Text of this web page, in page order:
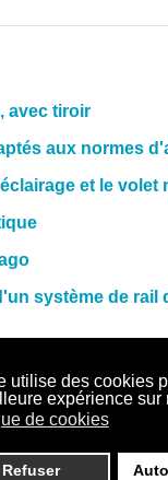
utilise des cookies
expérience sur
de cookies
Refuser
avec tiroir
aux normes
et le volet
système de rail